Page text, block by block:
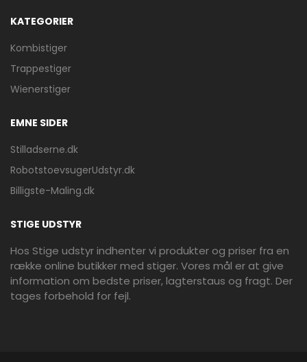
KATEGORIER
Kombistiger
Trappestiger
Wienerstiger
EMNE SIDER
Stilladserne.dk
RobotstoevsugerUdstyr.dk
Billigste-Maling.dk
STIGE UDSTYR
Hos Stige udstyr indhenter vi produkter og priser fra en
række online butikker med stiger. Vores mål er at give
information om bedste priser, lagterstaus og fragt. Der
tages forbehold for fejl.